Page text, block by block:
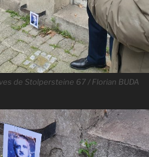
de Stolpersteine 67 / Florian BUDA